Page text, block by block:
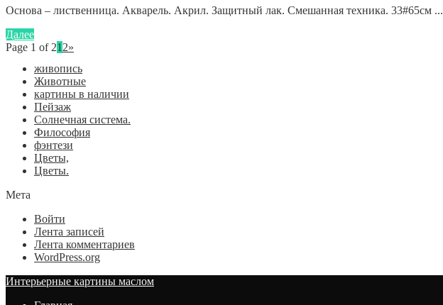
Основа – лиственница. Акварель. Акрил. Защитный лак. Смешанная техника. 33#65см ...
Далее
Page 1 of 21 2»
живопись
Животные
картины в наличии
Пейзаж
Солнечная система.
Философия
фэнтези
Цветы,
Цветы.
Мета
Войти
Лента записей
Лента комментариев
WordPress.org
Интерьерные картины маслом